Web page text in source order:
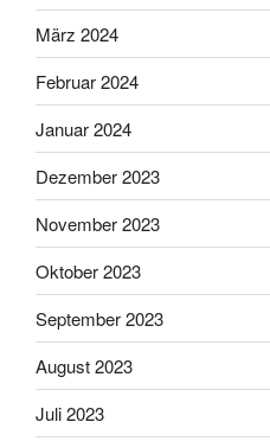
März 2024
Februar 2024
Januar 2024
Dezember 2023
November 2023
Oktober 2023
September 2023
August 2023
Juli 2023